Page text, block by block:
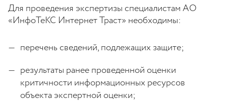
Для проведения экспертизы специалистам АО
«ИнфоТеКС Интернет Траст» необходимы:
перечень сведений, подлежащих защите;
результаты ранее проведенной оценки
критичности информационных ресурсов
объекта экспертной оценки;